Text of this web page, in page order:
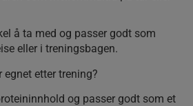
å ta med og passer godt som
eller i treningsbagen.
egnet etter trening?
og passer godt som et